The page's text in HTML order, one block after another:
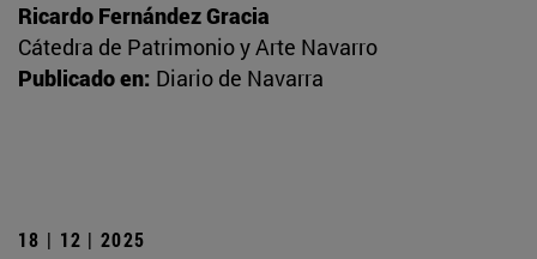
Ricardo Fernández Gracia
Cátedra de Patrimonio y Arte Navarro
Publicado en: Diario de Navarra
18 | 12 | 2025